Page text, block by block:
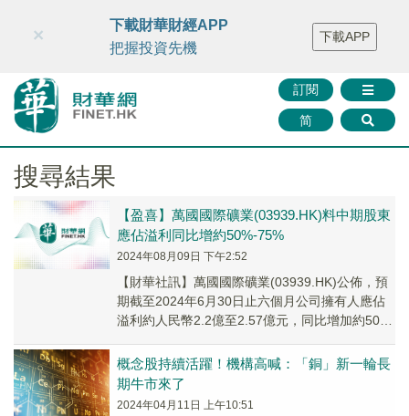
財華智庫網 FINTV FINMETA 財華證券 媒體矩陣
智庫沙龍
聯絡我們
訂閱
简
×
下載財華財經APP
把握投資先機
下載APP
搜尋結果
【盈喜】萬國國際礦業(03939.HK)料中期股東
應佔溢利同比增約50%-75%
2024年08月09日 下午2:52
【財華社訊】萬國國際礦業(03939.HK)公佈，預
期截至2024年6月30日止六個月公司擁有人應佔
溢利約人民幣2.2億至2.57億元，同比增加約50%
致。
概念股持續活躍！機構高喊：「銅」新一輪長
期牛市來了
2024年04月11日 上午10:51